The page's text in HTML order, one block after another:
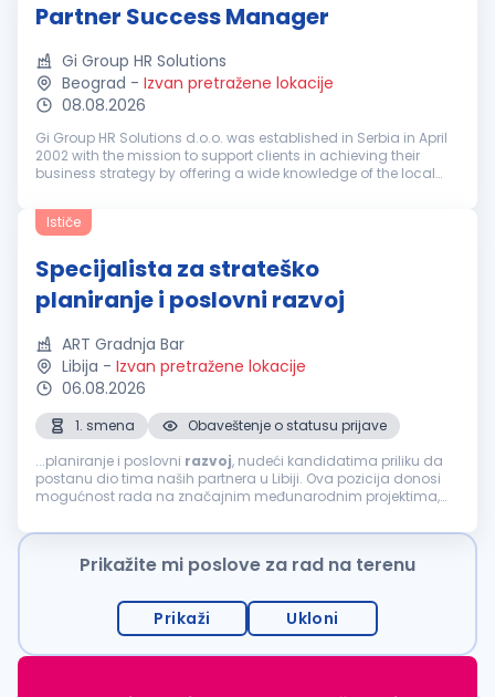
Partner Success Manager
Gi Group HR Solutions
Beograd - Izvan pretražene lokacije
08.08.2026
Gi Group HR Solutions d.o.o. was established in Serbia in April
2002 with the mission to support clients in achieving their
business strategy by offering a wide knowledge of the local
tried...
Ističe
Specijalista za strateško
planiranje i poslovni razvoj
ART Gradnja Bar
Libija - Izvan pretražene lokacije
06.08.2026
1. smena
Obaveštenje o statusu prijave
...planiranje i poslovni razvoj, nudeći kandidatima priliku da
postanu dio tima naših partnera u Libiji. Ova pozicija donosi
mogućnost rada na značajnim međunarodnim projektima,
predstavlja odličan korak...
Prikažite mi poslove za rad na terenu
Prikaži Ukloni